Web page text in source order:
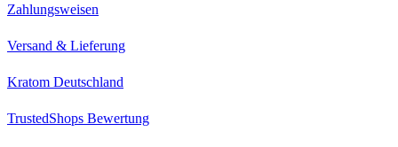
Zahlungsweisen
Versand & Lieferung
Kratom Deutschland
TrustedShops Bewertung